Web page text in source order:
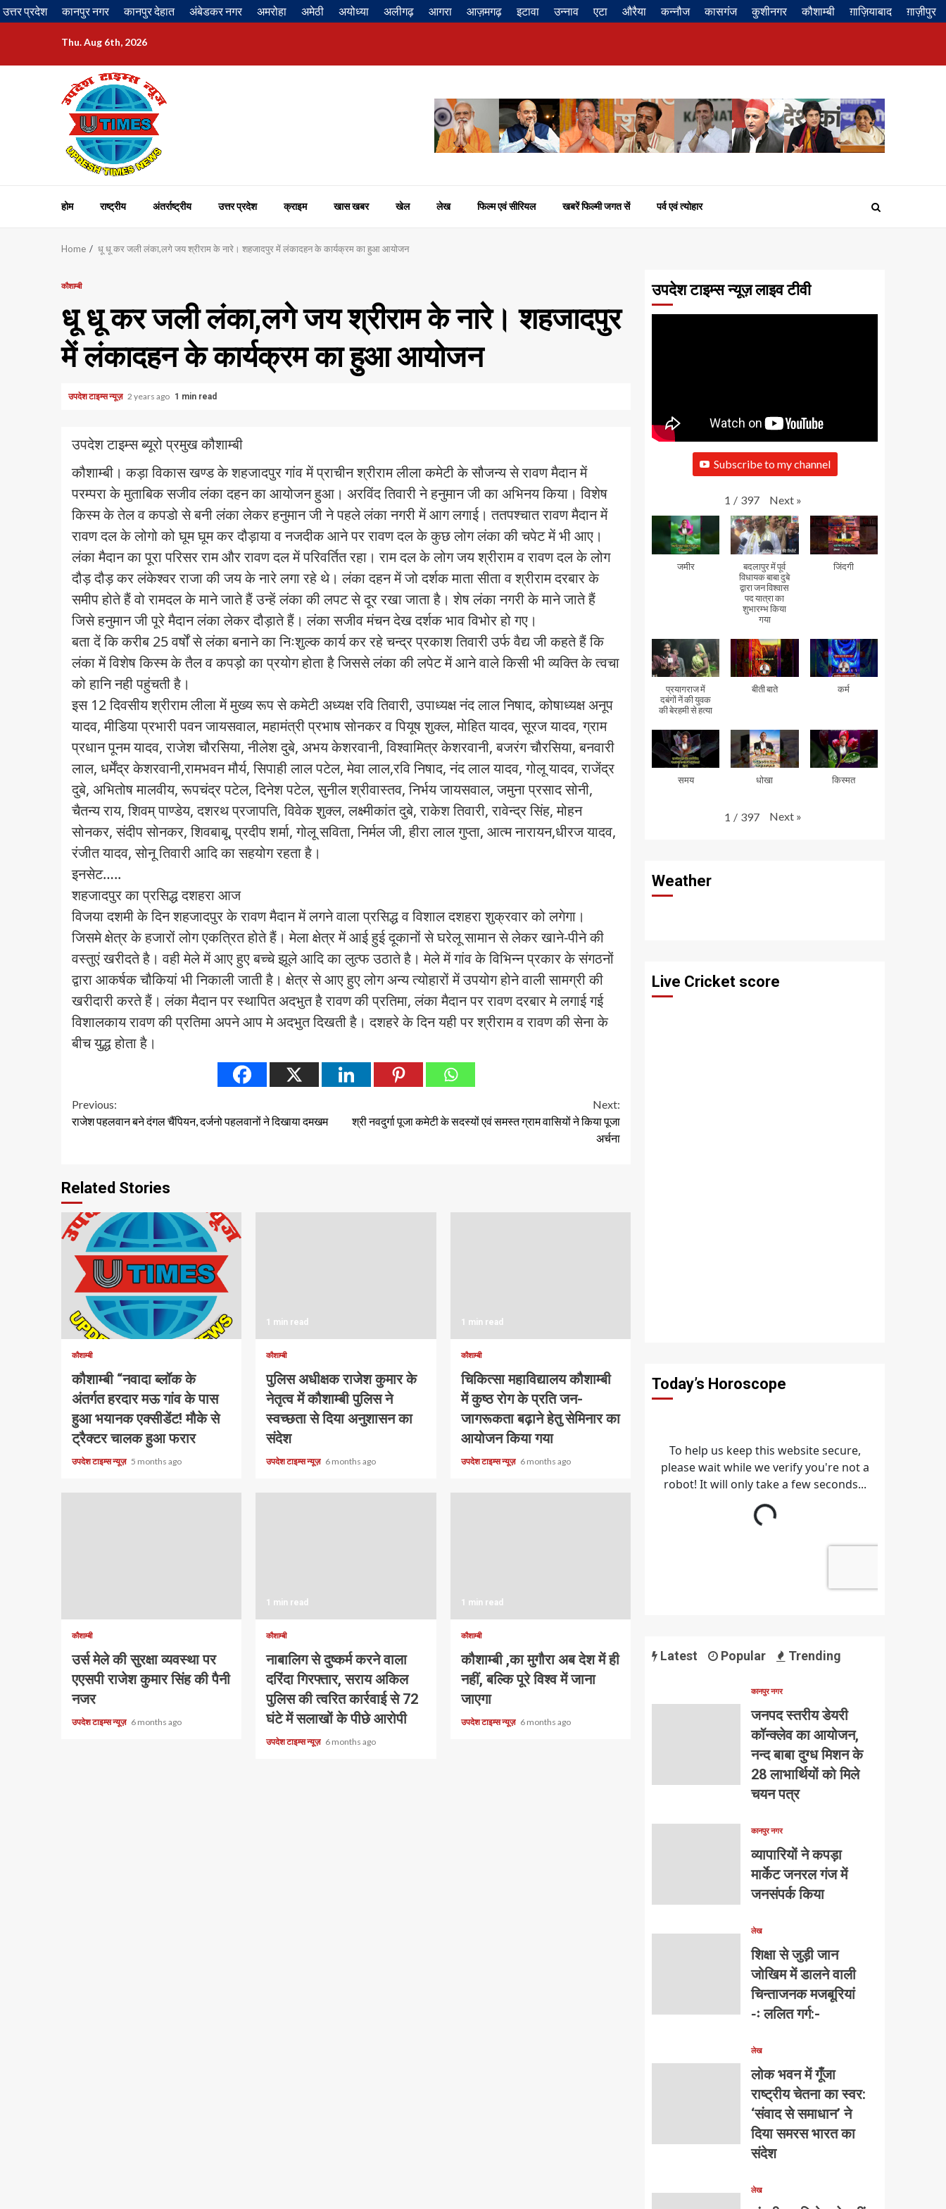
Skip
to
उत्तर प्रदेश कानपुर नगर कानपुर देहात अंबेडकर नगर अमरोहा अमेठी अयोध्या अलीगढ़ आगरा आज़मगढ़ इटावा उन्नाव एटा औरैया कन्नौज कासगंज कुशीनगर कौशाम्बी ग़ाज़ियाबाद ग़ाज़ीपुर
Thu. Aug 6th, 2026
होम राष्ट्रीय अंतर्राष्ट्रीय उत्तर प्रदेश क्राइम खास खबर खेल लेख फिल्म एवं सीरियल खबरें फिल्मी जगत सें पर्व एवं त्योहार
Home धू धू कर जली लंका,लगे जय श्रीराम के नारे। शहजादपुर में लंकादहन के कार्यक्रम का हुआ आयोजन
कौशाम्बी
धू धू कर जली लंका,लगे जय श्रीराम के नारे। शहजादपुर
में लंकादहन के कार्यक्रम का हुआ आयोजन
उपदेश टाइम्स न्यूज़ 2 years ago 1 min read
उपदेश टाइम्स ब्यूरो प्रमुख कौशाम्बी
कौशाम्बी। कड़ा विकास खण्ड के शहजादपुर गांव में प्राचीन श्रीराम लीला कमेटी के सौजन्य से रावण मैदान में
परम्परा के मुताबिक सजीव लंका दहन का आयोजन हुआ। अरविंद तिवारी ने हनुमान जी का अभिनय किया। विशेष
किस्म के तेल व कपडो से बनी लंका लेकर हनुमान जी ने पहले लंका नगरी में आग लगाई। ततपश्चात रावण मैदान में
रावण दल के लोगो को घूम घूम कर दौड़ाया व नजदीक आने पर रावण दल के कुछ लोग लंका की चपेट में भी आए।
लंका मैदान का पूरा परिसर राम और रावण दल में परिवर्तित रहा। राम दल के लोग जय श्रीराम व रावण दल के लोग
दौड़ दौड़ कर लंकेश्वर राजा की जय के नारे लगा रहे थे। लंका दहन में जो दर्शक माता सीता व श्रीराम दरबार के
समीप होते हैं वो रामदल के माने जाते हैं उन्हें लंका की लपट से दूर रखा जाता है। शेष लंका नगरी के माने जाते हैं
जिसे हनुमान जी पूरे मैदान लंका लेकर दौड़ाते हैं। लंका सजीव मंचन देख दर्शक भाव विभोर हो गए।
बता दें कि करीब 25 वर्षों से लंका बनाने का निःशुल्क कार्य कर रहे चन्द्र प्रकाश तिवारी उर्फ वैद्य जी कहते हैं कि
लंका में विशेष किस्म के तैल व कपड़ो का प्रयोग होता है जिससे लंका की लपेट में आने वाले किसी भी व्यक्ति के त्वचा
को हानि नही पहुंचती है।
इस 12 दिवसीय श्रीराम लीला में मुख्य रूप से कमेटी अध्यक्ष रवि तिवारी, उपाध्यक्ष नंद लाल निषाद, कोषाध्यक्ष अनूप
यादव, मीडिया प्रभारी पवन जायसवाल, महामंत्री प्रभाष सोनकर व पियूष शुक्ल, मोहित यादव, सूरज यादव, ग्राम
प्रधान पूनम यादव, राजेश चौरसिया, नीलेश दुबे, अभय केशरवानी, विश्वामित्र केशरवानी, बजरंग चौरसिया, बनवारी
लाल, धर्मेंद्र केशरवानी,रामभवन मौर्य, सिपाही लाल पटेल, मेवा लाल,रवि निषाद, नंद लाल यादव, गोलू यादव, राजेंद्र
दुबे, अभितोष मालवीय, रूपचंद्र पटेल, दिनेश पटेल, सुनील श्रीवास्तव, निर्भय जायसवाल, जमुना प्रसाद सोनी,
चैतन्य राय, शिवम् पाण्डेय, दशरथ प्रजापति, विवेक शुक्ल, लक्ष्मीकांत दुबे, राकेश तिवारी, रावेन्द्र सिंह, मोहन
सोनकर, संदीप सोनकर, शिवबाबू, प्रदीप शर्मा, गोलू सविता, निर्मल जी, हीरा लाल गुप्ता, आत्म नारायन,धीरज यादव,
रंजीत यादव, सोनू तिवारी आदि का सहयोग रहता है।
इनसेट…..
शहजादपुर का प्रसिद्ध दशहरा आज
विजया दशमी के दिन शहजादपुर के रावण मैदान में लगने वाला प्रसिद्ध व विशाल दशहरा शुक्रवार को लगेगा।
जिसमे क्षेत्र के हजारों लोग एकत्रित होते हैं। मेला क्षेत्र में आई हुई दूकानों से घरेलू सामान से लेकर खाने-पीने की
वस्तुएं खरीदते है। वही मेले में आए हुए बच्चे झूले आदि का लुत्फ उठाते है। मेले में गांव के विभिन्न प्रकार के संगठनों
द्वारा आकर्षक चौकियां भी निकाली जाती है। क्षेत्र से आए हुए लोग अन्य त्योहारों में उपयोग होने वाली सामग्री की
खरीदारी करते हैं। लंका मैदान पर स्थापित अदभुत है रावण की प्रतिमा, लंका मैदान पर रावण दरबार मे लगाई गई
विशालकाय रावण की प्रतिमा अपने आप मे अदभुत दिखती है। दशहरे के दिन यही पर श्रीराम व रावण की सेना के
बीच युद्ध होता है।
Continue
Previous:
राजेश पहलवान बने दंगल चैंपियन, दर्जनो पहलवानों ने दिखाया दमखम
Next:
श्री नवदुर्गा पूजा कमेटी के सदस्यों एवं समस्त ग्राम वासियों ने किया पूजा
अर्चना
Related Stories
कौशाम्बी
कौशाम्बी “नवादा ब्लॉक के
अंतर्गत हरदार मऊ गांव के पास
हुआ भयानक एक्सीडेंट! मौके से
ट्रैक्टर चालक हुआ फरार
उपदेश टाइम्स न्यूज़ 5 months ago
1 min read
कौशाम्बी
पुलिस अधीक्षक राजेश कुमार के
नेतृत्व में कौशाम्बी पुलिस ने
स्वच्छता से दिया अनुशासन का
संदेश
उपदेश टाइम्स न्यूज़ 6 months ago
1 min read
कौशाम्बी
चिकित्सा महाविद्यालय कौशाम्बी
में कुष्ठ रोग के प्रति जन-
जागरूकता बढ़ाने हेतु सेमिनार का
आयोजन किया गया
उपदेश टाइम्स न्यूज़ 6 months ago
कौशाम्बी
उर्स मेले की सुरक्षा व्यवस्था पर
एएसपी राजेश कुमार सिंह की पैनी
नजर
उपदेश टाइम्स न्यूज़ 6 months ago
1 min read
कौशाम्बी
नाबालिग से दुष्कर्म करने वाला
दरिंदा गिरफ्तार, सराय अकिल
पुलिस की त्वरित कार्रवाई से 72
घंटे में सलाखों के पीछे आरोपी
उपदेश टाइम्स न्यूज़ 6 months ago
1 min read
कौशाम्बी
कौशाम्बी ,का मुगौरा अब देश में ही
नहीं, बल्कि पूरे विश्व में जाना
जाएगा
उपदेश टाइम्स न्यूज़ 6 months ago
उपदेश टाइम्स न्यूज़ लाइव टीवी
Subscribe to my channel
1 / 397 Next »
जमीर
बदलापुर में पूर्व
विधायक बाबा दुबे
द्वारा जन विश्वास
पद यात्रा का
शुभारम्भ किया
गया
जिंदगी
प्रयागराज में
दबंगों नें की युवक
की बेरहमी से हत्या
बीती बाते कर्म
समय धोखा किस्मत
1 / 397 Next »
Weather
Live Cricket score
Today’s Horoscope
Latest Popular Trending
कानपुर नगर
जनपद स्तरीय डेयरी
कॉन्क्लेव का आयोजन,
नन्द बाबा दुग्ध मिशन के
28 लाभार्थियों को मिले
चयन पत्र
कानपुर नगर
व्यापारियों ने कपड़ा
मार्केट जनरल गंज में
जनसंपर्क किया
लेख
शिक्षा से जुड़ी जान
जोखिम में डालने वाली
चिन्ताजनक मजबूरियां
-ः ललित गर्ग:-
लेख
लोक भवन में गूँजा
राष्ट्रीय चेतना का स्वर:
‘संवाद से समाधान’ ने
दिया समरस भारत का
संदेश
लेख